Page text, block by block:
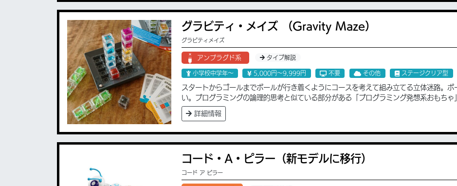
グラビティ・メイズ （Gravity Maze）
グラビティメイズ
アンプラグド系 タイプ解説
小学校中学年〜 5,000円〜9,999円 不要 その他 ステージクリア型
スタートからゴールまでボールが行き着くようにコースを考えて組み立てる立体迷路。
い。プログラミングの論理的思考と似ている部分がある「プログラミング発想系おもちゃ
詳細情報
コード・A・ピラー（新モデルに移行）
コード ア ピラー